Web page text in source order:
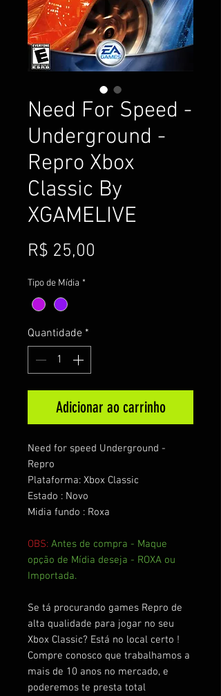
Need For Speed -
Underground -
Repro Xbox
Classic By
XGAMELIVE
R$ 25,00
Tipo de Mídia *
Quantidade *
Adicionar ao carrinho
Need for speed Underground -
Repro
Plataforma: Xbox Classic
Estado : Novo
Midia fundo : Roxa
OBS: Antes de compra - Maque
opção de Mídia deseja - ROXA ou
Importada.
Se tá procurando games Repro de
alta qualidade para jogar no seu
Xbox Classic? Está no local certo !
Compre conosco que trabalhamos a
mais de 10 anos no mercado, e
poderemos te presta total